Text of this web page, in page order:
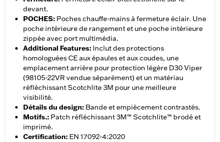
devant.
POCHES: Poches chauffe-mains à fermeture éclair. Une
poche intérieure de rangement et une poche intérieure
zippée avec port multimédia.
Additional Features: Inclut des protections
homologuées CE aux épaules et aux coudes, une
emplacement arrière pour protection légère D30 Viper
(98105-22VR vendue séparément) et un matériau
réfléchissant Scotchlite 3M pour une meilleure
visibilité.
Détails du design: Bande et empiècement contrastés.
Motifs.: Patch réfléchissant 3M™ Scotchlite™ brodé et
imprimé.
Certification: EN 17092-4:2020